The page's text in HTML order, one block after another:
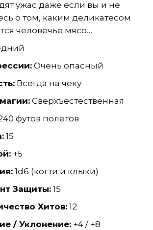
ужас даже если вы и не
о том, каким деликатесом
человечье мясо…
Очень опасный
Всегда на чеку
Сверхъестественная
футов полетов
15
+5
1d6 (когти и клыки)
Защиты:15
Хитов:12
/ Уклонение:+4 / +8